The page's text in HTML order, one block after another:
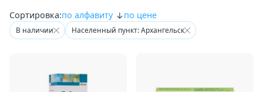
Сортировка:по алфавиту по цене
В наличии Населенный пункт: Архангельск